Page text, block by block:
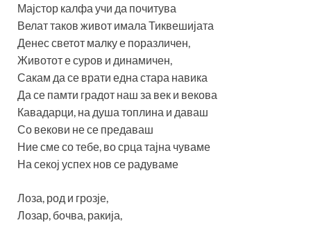
Мајстор калфа учи да почитува
Велат таков живот имала Тиквешијата
Денес светот малку е поразличен,
Животот е суров и динамичен,
Сакам да се врати една стара навика
Да се памти градот наш за век и векова
Кавадарци, на душа топлина и даваш
Со векови не се предаваш
Ние сме со тебе, во срца тајна чуваме
На секој успех нов се радуваме
Лоза, род и грозје,
Лозар, бочва, ракија,